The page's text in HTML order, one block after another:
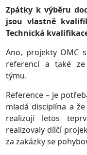
Zpátky k výběru
jsou vlastně
Technická
Ano, projekty OMC
referencí a také ze
týmu.
Reference – je
mladá disciplína a
realizují letos
realizovaly dílčí
za zakázky se